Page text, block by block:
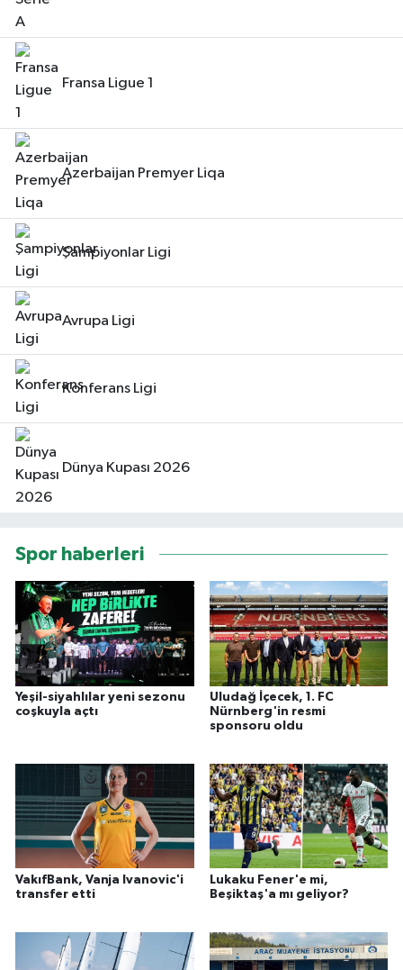
Fransa Ligue 1
Azerbaijan Premyer Liqa
Şampiyonlar Ligi
Avrupa Ligi
Konferans Ligi
Dünya Kupası 2026
Spor haberleri
Yeşil-siyahlılar yeni sezonu
coşkuyla açtı
Uludağ İçecek, 1. FC
Nürnberg'in resmi
sponsoru oldu
VakıfBank, Vanja Ivanovic'i
transfer etti
Lukaku Fener'e mi,
Beşiktaş'a mı geliyor?